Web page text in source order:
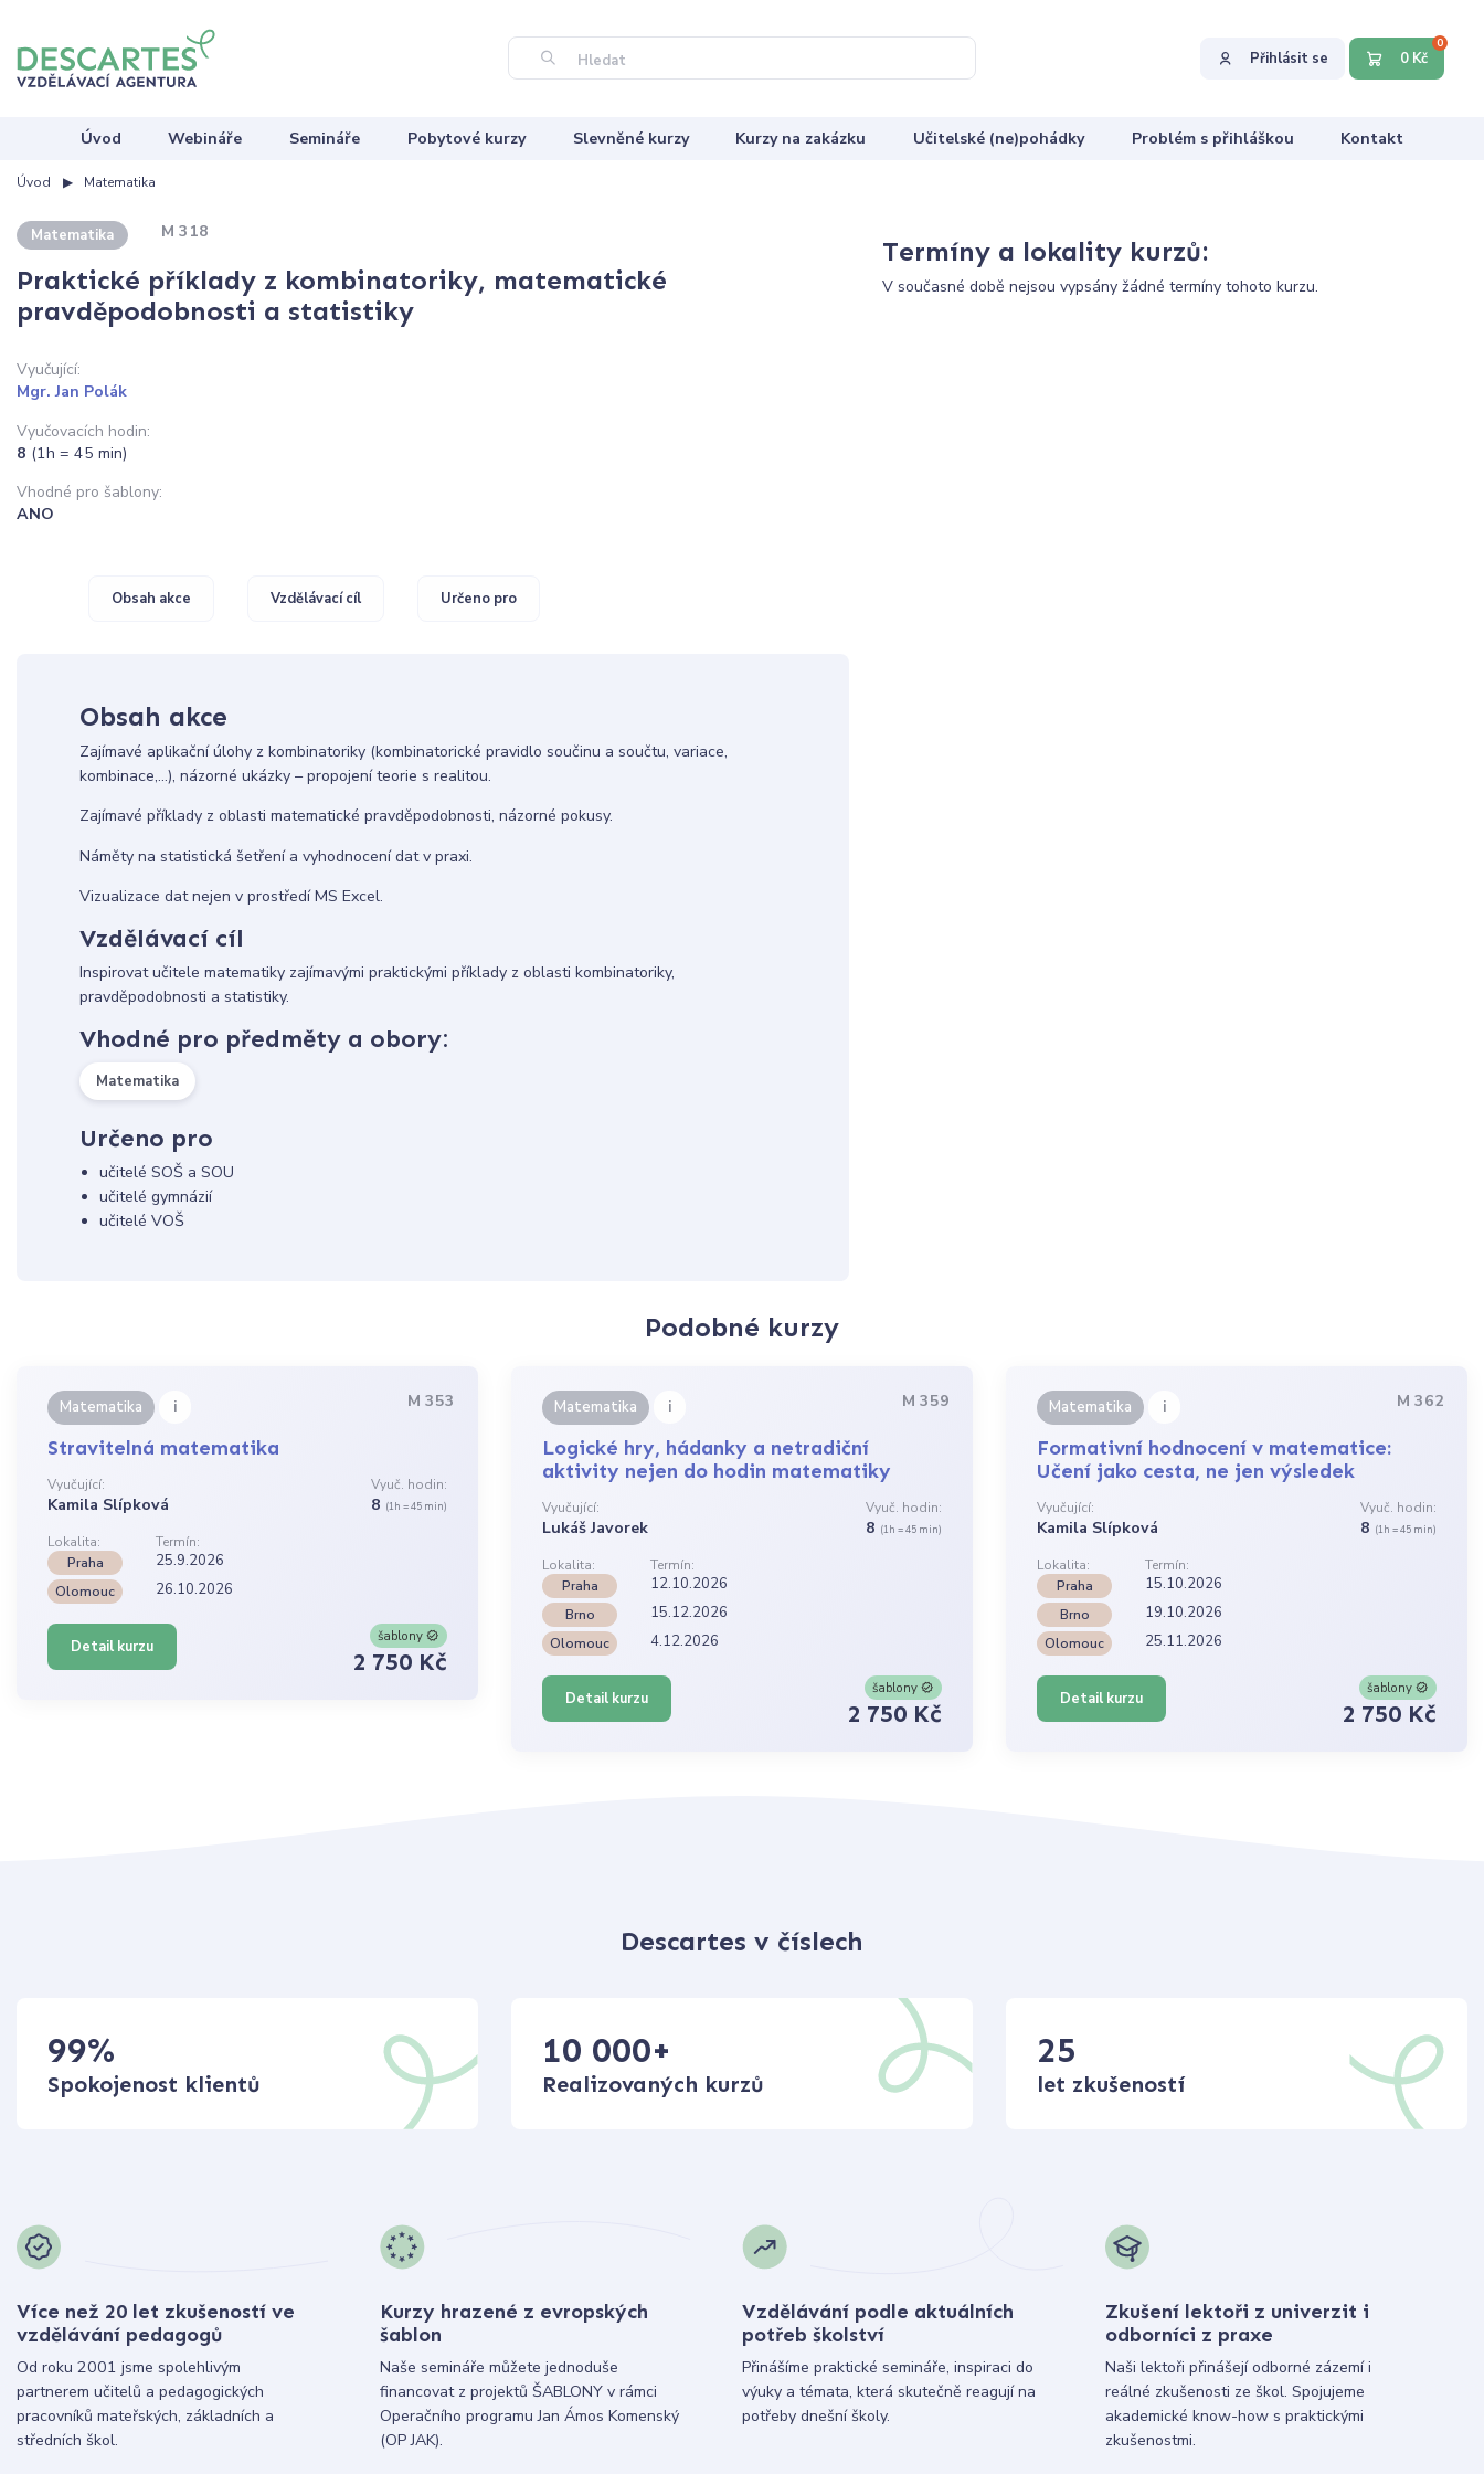
Hledat Přihlásit se 0 Kč
0
Úvod Webináře Semináře Pobytové kurzy Slevněné kurzy Kurzy na zakázku Učitelské (ne)pohádky Problém s přihláškou Kontakt
Úvod Matematika
Matematika M 318
Praktické příklady z kombinatoriky, matematické
pravděpodobnosti a statistiky
Vyučující:
Mgr. Jan Polák
Vyučovacích hodin:
8 (1h = 45 min)
Vhodné pro šablony:
ANO
Obsah akce Vzdělávací cíl Určeno pro
Obsah akce
Zajímavé aplikační úlohy z kombinatoriky (kombinatorické pravidlo součinu a součtu, variace,
kombinace,…), názorné ukázky – propojení teorie s realitou.
Zajímavé příklady z oblasti matematické pravděpodobnosti, názorné pokusy.
Náměty na statistická šetření a vyhodnocení dat v praxi.
Vizualizace dat nejen v prostředí MS Excel.
Vzdělávací cíl
Inspirovat učitele matematiky zajímavými praktickými příklady z oblasti kombinatoriky,
pravděpodobnosti a statistiky.
Vhodné pro předměty a obory:
Matematika
Určeno pro
učitelé SOŠ a SOU
učitelé gymnázií
učitelé VOŠ
Termíny a lokality kurzů:
V současné době nejsou vypsány žádné termíny tohoto kurzu.
Podobné kurzy
Matematika i M 353
Stravitelná matematika
Vyučující:
Kamila Slípková
Vyuč. hodin:
8 (1h = 45 min)
Lokalita:
Termín:
Praha
25.9.2026
Olomouc 26.10.2026
Detail kurzu
šablony
2 750 Kč
Matematika i M 359
Logické hry, hádanky a netradiční
aktivity nejen do hodin matematiky
Vyučující:
Lukáš Javorek
Vyuč. hodin:
8 (1h = 45 min)
Lokalita:
Termín:
Praha
12.10.2026
Brno 15.12.2026
Olomouc 4.12.2026
Detail kurzu
šablony
2 750 Kč
Matematika i M 362
Formativní hodnocení v matematice:
Učení jako cesta, ne jen výsledek
Vyučující:
Kamila Slípková
Vyuč. hodin:
8 (1h = 45 min)
Lokalita:
Termín:
Praha
15.10.2026
Brno 19.10.2026
Olomouc 25.11.2026
Detail kurzu
šablony
2 750 Kč
Descartes v číslech
99%
Spokojenost klientů
10 000+
Realizovaných kurzů
25
let zkušeností
Více než 20 let zkušeností ve
vzdělávání pedagogů
Od roku 2001 jsme spolehlivým
partnerem učitelů a pedagogických
pracovníků mateřských, základních a
středních škol.
Kurzy hrazené z evropských
šablon
Naše semináře můžete jednoduše
financovat z projektů ŠABLONY v rámci
Operačního programu Jan Ámos Komenský
(OP JAK).
Vzdělávání podle aktuálních
potřeb školství
Přinášíme praktické semináře, inspiraci do
výuky a témata, která skutečně reagují na
potřeby dnešní školy.
Zkušení lektoři z univerzit i
odborníci z praxe
Naši lektoři přinášejí odborné zázemí i
reálné zkušenosti ze škol. Spojujeme
akademické know-how s praktickými
zkušenostmi.